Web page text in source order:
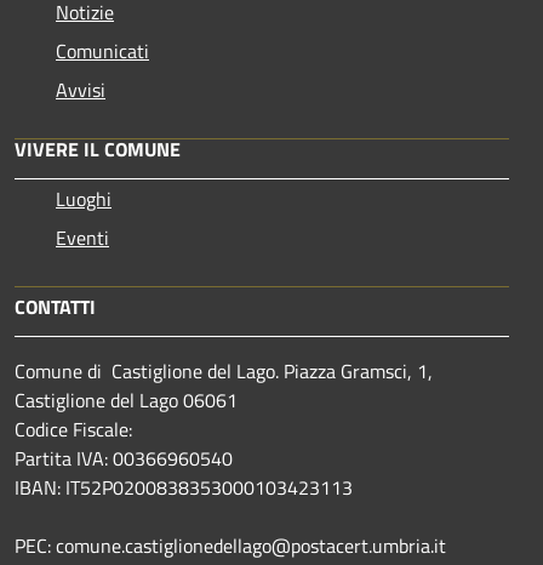
Notizie
Comunicati
Avvisi
VIVERE IL COMUNE
Luoghi
Eventi
CONTATTI
Comune di Castiglione del Lago. Piazza Gramsci, 1,
Castiglione del Lago 06061
Codice Fiscale:
Partita IVA: 00366960540
IBAN: IT52P0200838353000103423113
PEC: comune.castiglionedellago@postacert.umbria.it